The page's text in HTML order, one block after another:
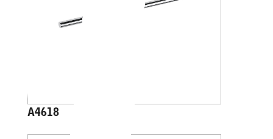
A4618